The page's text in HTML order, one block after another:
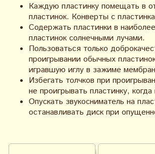
Каждую пластинку помещать в
пластинок. Конверты с
Содержать пластинки в
пластинок солнечными лучами.
Пользоваться только
проигрывании обычных
игравшую иглу в зажиме
Избегать толчков при
не проигрывать пластинку,
Опускать звукосниматель на
останавливать диск при